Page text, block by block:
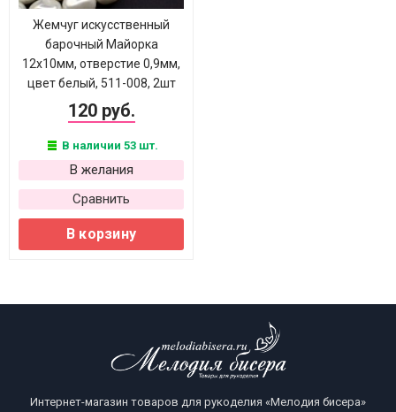
Жемчуг искусственный
барочный Майорка
12х10мм, отверстие 0,9мм,
цвет белый, 511-008, 2шт
120 руб.
В наличии 53 шт.
В желания
Сравнить
В корзину
Интернет-магазин товаров для рукоделия «Мелодия бисера»